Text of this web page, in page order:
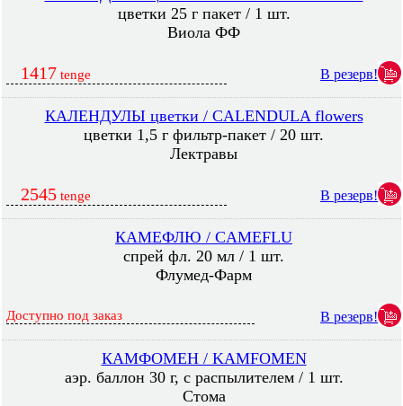
цветки 25 г пакет / 1 шт.
Виола ФФ
1417 tenge В резерв!
КАЛЕНДУЛЫ цветки / CALENDULA flowers
цветки 1,5 г фильтр-пакет / 20 шт.
Лектравы
2545 tenge В резерв!
КАМЕФЛЮ / CAMEFLU
спрей фл. 20 мл / 1 шт.
Флумед-Фарм
Доступно под заказ В резерв!
КАМФОМЕН / KAMFOMEN
аэр. баллон 30 г, с распылителем / 1 шт.
Стома